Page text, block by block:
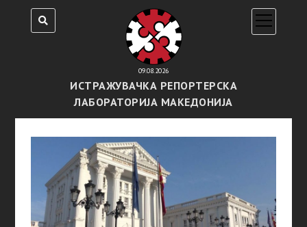
09.08.2026
ИСТРАЖУВАЧКА РЕПОРТЕРСКА
ЛАБОРАТОРИЈА МАКЕДОНИЈА
open
menu